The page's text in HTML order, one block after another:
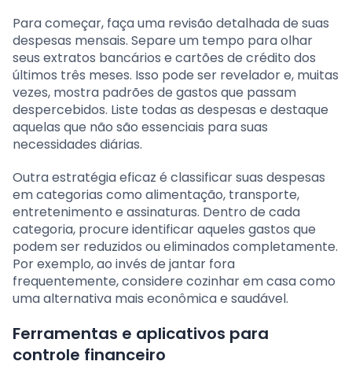
Para começar, faça uma revisão detalhada de suas
despesas mensais. Separe um tempo para olhar
seus extratos bancários e cartões de crédito dos
últimos três meses. Isso pode ser revelador e, muitas
vezes, mostra padrões de gastos que passam
despercebidos. Liste todas as despesas e destaque
aquelas que não são essenciais para suas
necessidades diárias.
Outra estratégia eficaz é classificar suas despesas
em categorias como alimentação, transporte,
entretenimento e assinaturas. Dentro de cada
categoria, procure identificar aqueles gastos que
podem ser reduzidos ou eliminados completamente.
Por exemplo, ao invés de jantar fora
frequentemente, considere cozinhar em casa como
uma alternativa mais econômica e saudável.
Ferramentas e aplicativos para
controle financeiro